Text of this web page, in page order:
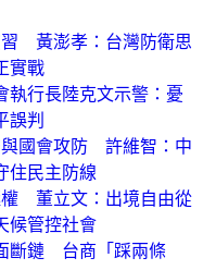
習 黃澎孝：台灣防衛思
實戰
執行長陸克文示警：憂
誤判
與國會攻防 許維智：中
住民主防線
權 董立文：出境自由從
候管控社會
斷鏈 台商「踩兩條